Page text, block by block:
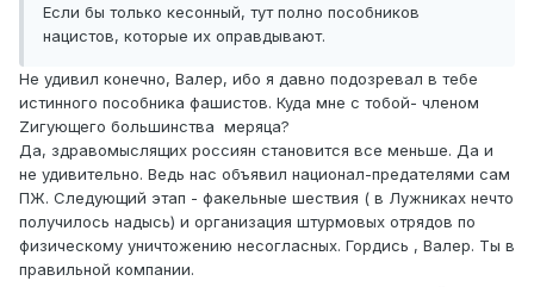
Если бы только кесонный, тут полно пособников
нацистов, которые их оправдывают.
Не удивил конечно, Валер, ибо я давно подозревал в тебе
истинного пособника фашистов. Куда мне с тобой- членом
Zигующего большинства меряца?
Да, здравомыслящих россиян становится все меньше. Да и
не удивительно. Ведь нас объявил национал-предателями сам
ПЖ. Следующий этап - факельные шествия ( в Лужниках нечто
получилось надысь) и организация штурмовых отрядов по
физическому уничтожению несогласных. Гордись , Валер. Ты в
правильной компании.